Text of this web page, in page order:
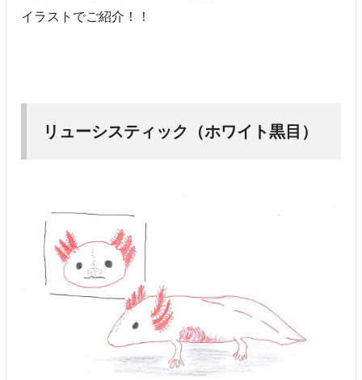
イラストでご紹介！！
リューシスティック（ホワイト黒目）